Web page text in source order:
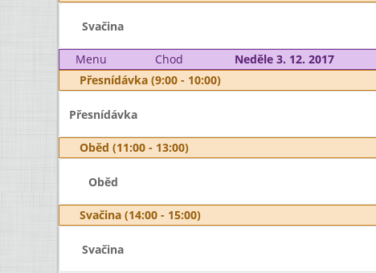
Svačina
Menu Chod
Neděle 3. 12. 2017
Přesnídávka (9:00 - 10:00)
Přesnídávka
Oběd (11:00 - 13:00)
Oběd
Svačina (14:00 - 15:00)
Svačina